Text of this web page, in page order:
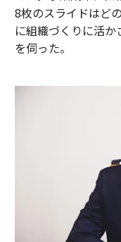
8枚のスライドはど
に組織づくりに活
を伺った。